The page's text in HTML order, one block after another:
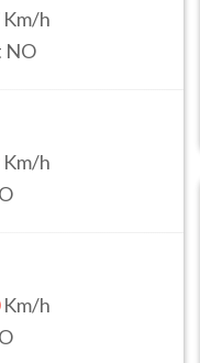
Km/h
NO
Km/h
Km/h